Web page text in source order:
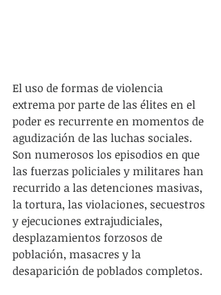
El uso de formas de violencia
extrema por parte de las élites en el
poder es recurrente en momentos de
agudización de las luchas sociales.
Son numerosos los episodios en que
las fuerzas policiales y militares han
recurrido a las detenciones masivas,
la tortura, las violaciones, secuestros
y ejecuciones extrajudiciales,
desplazamientos forzosos de
población, masacres y la
desaparición de poblados completos.